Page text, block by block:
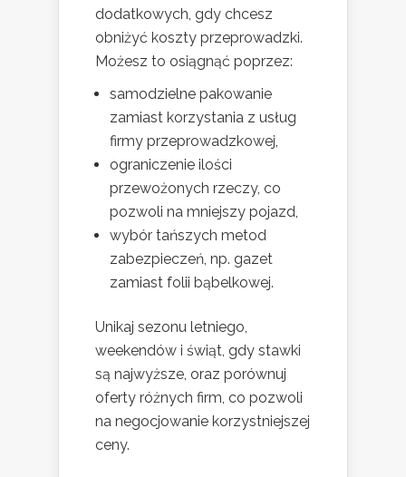
dodatkowych, gdy chcesz
obniżyć koszty przeprowadzki.
Możesz to osiągnąć poprzez:
samodzielne pakowanie
zamiast korzystania z usług
firmy przeprowadzkowej,
ograniczenie ilości
przewożonych rzeczy, co
pozwoli na mniejszy pojazd,
wybór tańszych metod
zabezpieczeń, np. gazet
zamiast folii bąbelkowej.
Unikaj sezonu letniego,
weekendów i świąt, gdy stawki
są najwyższe, oraz porównuj
oferty różnych firm, co pozwoli
na negocjowanie korzystniejszej
ceny.